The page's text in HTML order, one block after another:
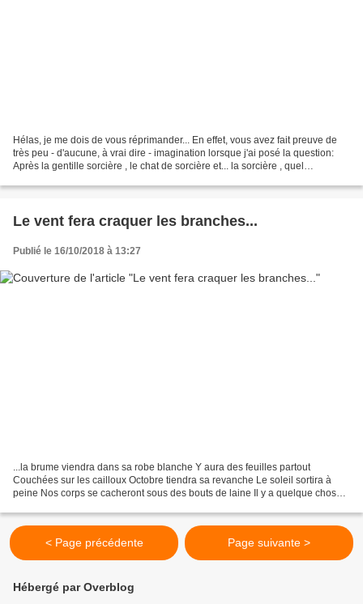
Hélas, je me dois de vous réprimander... En effet, vous avez fait preuve de
très peu - d'aucune, à vrai dire - imagination lorsque j'ai posé la question:
Après la gentille sorcière , le chat de sorcière et... la sorcière , quel
Le vent fera craquer les branches...
Publié le 16/10/2018 à 13:27
...la brume viendra dans sa robe blanche Y aura des feuilles partout
Couchées sur les cailloux Octobre tiendra sa revanche Le soleil sortira à
peine Nos corps se cacheront sous des bouts de laine Il y a quelque chose
< Page précédente Page suivante >
Hébergé par Overblog